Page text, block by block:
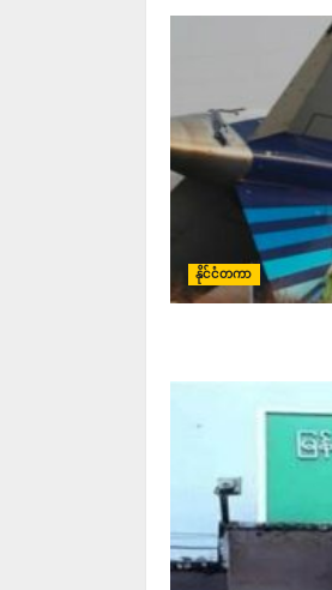
နိုင်ငံတကာ